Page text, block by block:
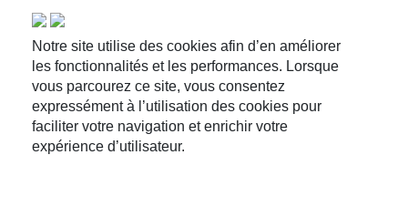
Notre site utilise des cookies afin d’en améliorer
les fonctionnalités et les performances. Lorsque
vous parcourez ce site, vous consentez
expressément à l’utilisation des cookies pour
faciliter votre navigation et enrichir votre
expérience d’utilisateur.